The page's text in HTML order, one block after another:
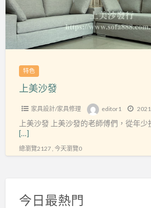
特色
上美沙發
家具設計/家具修理 editor1
上美沙發 上美沙發的老師傅們，從年少
[…]
總瀏覽2127 , 今天瀏覽0
今日最熱門